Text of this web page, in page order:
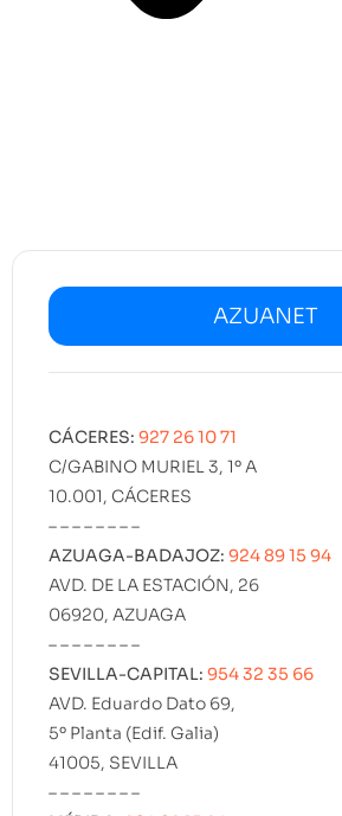
AZUANET
CÁCERES: 927 26 10 71
C/GABINO MURIEL 3, 1º A
10.001, CÁCERES
– – – – – – – –
AZUAGA-BADAJOZ: 924 89 15 94
AVD. DE LA ESTACIÓN, 26
06920, AZUAGA
– – – – – – – –
SEVILLA-CAPITAL: 954 32 35 66
AVD. Eduardo Dato 69,
5º Planta (Edif. Galia)
41005, SEVILLA
– – – – – – – –